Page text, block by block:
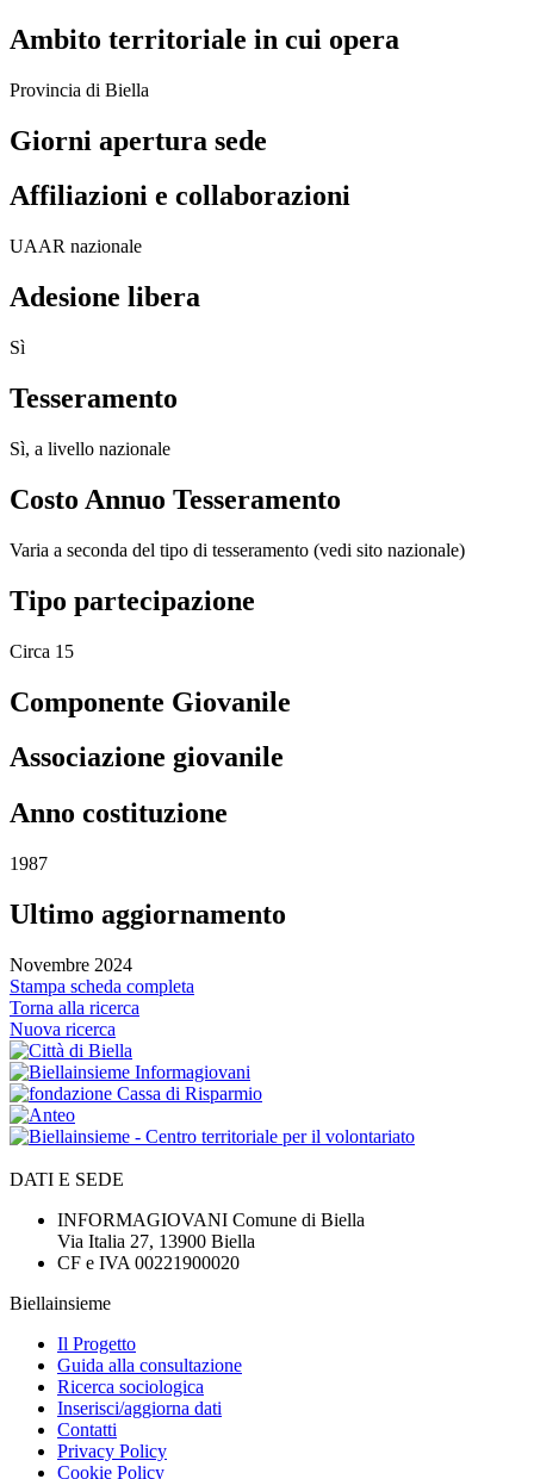
Ambito territoriale in cui opera
Provincia di Biella
Giorni apertura sede
Affiliazioni e collaborazioni
UAAR nazionale
Adesione libera
Sì
Tesseramento
Sì, a livello nazionale
Costo Annuo Tesseramento
Varia a seconda del tipo di tesseramento (vedi sito nazionale)
Tipo partecipazione
Circa 15
Componente Giovanile
Associazione giovanile
Anno costituzione
1987
Ultimo aggiornamento
Novembre 2024
Stampa scheda completa
Torna alla ricerca
Nuova ricerca
DATI E SEDE
INFORMAGIOVANI Comune di Biella
Via Italia 27, 13900 Biella
CF e IVA 00221900020
Biellainsieme
Il Progetto
Guida alla consultazione
Ricerca sociologica
Inserisci/aggiorna dati
Contatti
Privacy Policy
Cookie Policy